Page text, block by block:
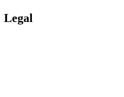
Legal